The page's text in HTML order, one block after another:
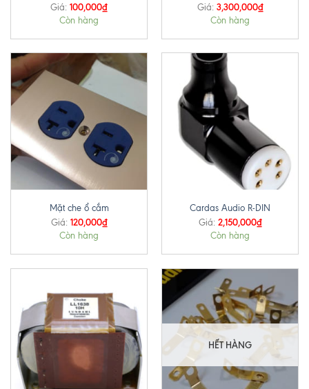
Giá: 100,000₫
Còn hàng
Giá: 3,300,000₫
Còn hàng
Mặt che ổ cắm
Giá: 120,000₫
Còn hàng
Cardas Audio R-DIN
Giá: 2,150,000₫
Còn hàng
HẾT HÀNG